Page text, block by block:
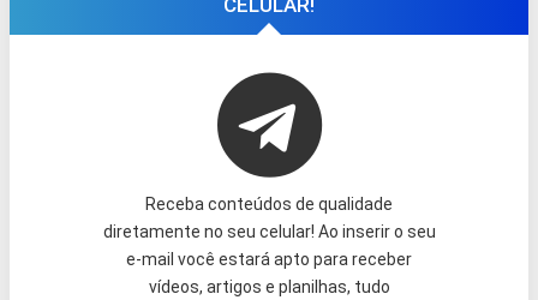
CELULAR!
Receba conteúdos de qualidade
diretamente no seu celular! Ao inserir o seu
e-mail você estará apto para receber
vídeos, artigos e planilhas, tudo